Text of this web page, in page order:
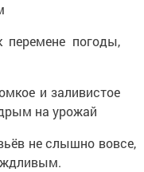
погоды,
и заливистое
на урожай
не слышно вовсе,